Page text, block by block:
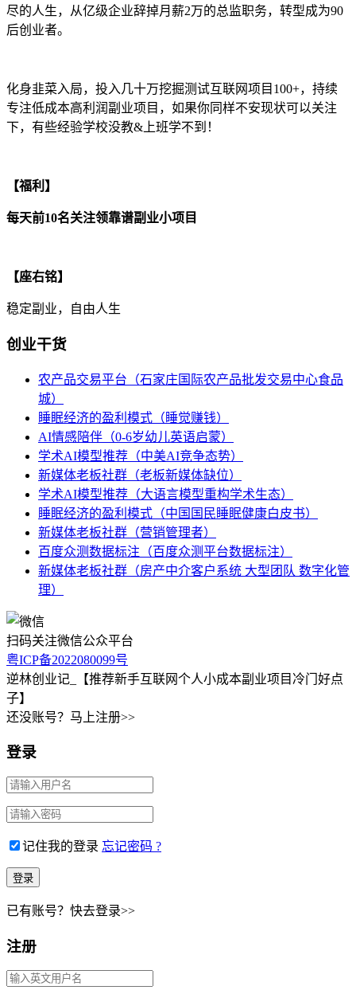
尽的人生，从亿级企业辞掉月薪2万的总监职务，转型成为90
后创业者。
化身韭菜入局，投入几十万挖掘测试互联网项目100+，持续
专注低成本高利润副业项目，如果你同样不安现状可以关注
下，有些经验学校没教&上班学不到！
【福利】
每天前10名关注领靠谱副业小项目
【座右铭】
稳定副业，自由人生
创业干货
农产品交易平台（石家庄国际农产品批发交易中心食品
城）
睡眠经济的盈利模式（睡觉赚钱）
AI情感陪伴（0-6岁幼儿英语启蒙）
学术AI模型推荐（中美AI竞争态势）
新媒体老板社群（老板新媒体缺位）
学术AI模型推荐（大语言模型重构学术生态）
睡眠经济的盈利模式（中国国民睡眠健康白皮书）
新媒体老板社群（营销管理者）
百度众测数据标注（百度众测平台数据标注）
新媒体老板社群（房产中介客户系统 大型团队 数字化管
理）
扫码关注微信公众平台
粤ICP备2022080099号
逆林创业记_【推荐新手互联网个人小成本副业项目冷门好点
子】
还没账号？马上注册>>
登录
记住我的登录 忘记密码 ?
已有账号？快去登录>>
注册